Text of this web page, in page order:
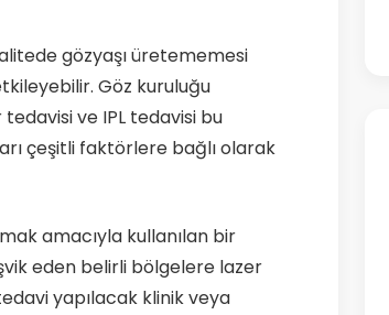
gözyaşı üretememesi
Göz kuruluğu
ve IPL tedavisi bu
çeşitli faktörlere bağlı olarak
amacıyla kullanılan bir
eden belirli bölgelere lazer
yapılacak klinik veya